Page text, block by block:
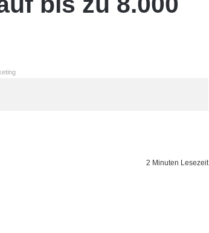
2 Minuten Lesezeit